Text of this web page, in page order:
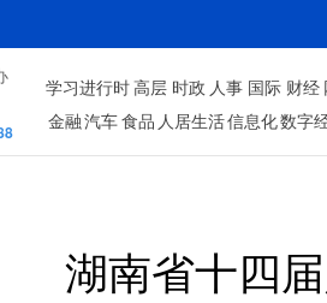
学习进行时高层 时政 人事 国际 财经
金融汽车食品 人居生活信息化数字
湖南省十四